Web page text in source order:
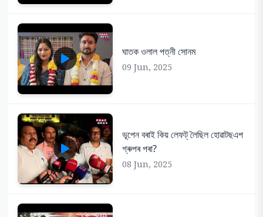
ঘাতক ওলাল পত্নী সোনম
09 Jun, 2025
ভূপেন বৰাই কিয় লেফট্ লৈছিল হোৱাটছএপ
গ্ৰুপৰ পৰা?
08 Jun, 2025